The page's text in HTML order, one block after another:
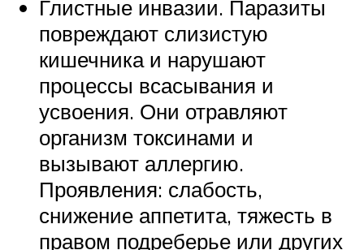
Глистные инвазии. Паразиты
повреждают слизистую
кишечника и нарушают
процессы всасывания и
усвоения. Они отравляют
организм токсинами и
вызывают аллергию.
Проявления: слабость,
снижение аппетита, тяжесть в
правом подреберье или других